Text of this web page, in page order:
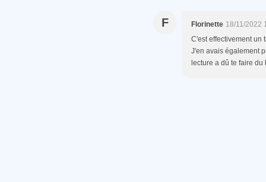
F Florinette 18/11/2022
C'est effectivement un
J'en avais également
lecture a dû te faire du